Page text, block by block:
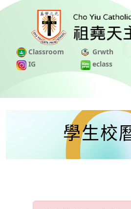
Classroom Grwth
IG
eclass
學生校